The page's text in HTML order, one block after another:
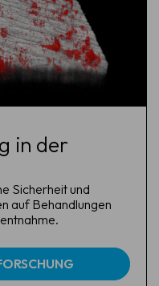
in der
Sicherheit und
auf Behandlungen